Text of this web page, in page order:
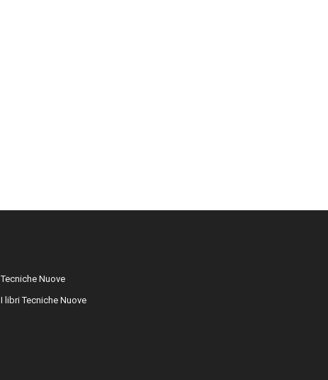
Tecniche Nuove
I libri Tecniche Nuove